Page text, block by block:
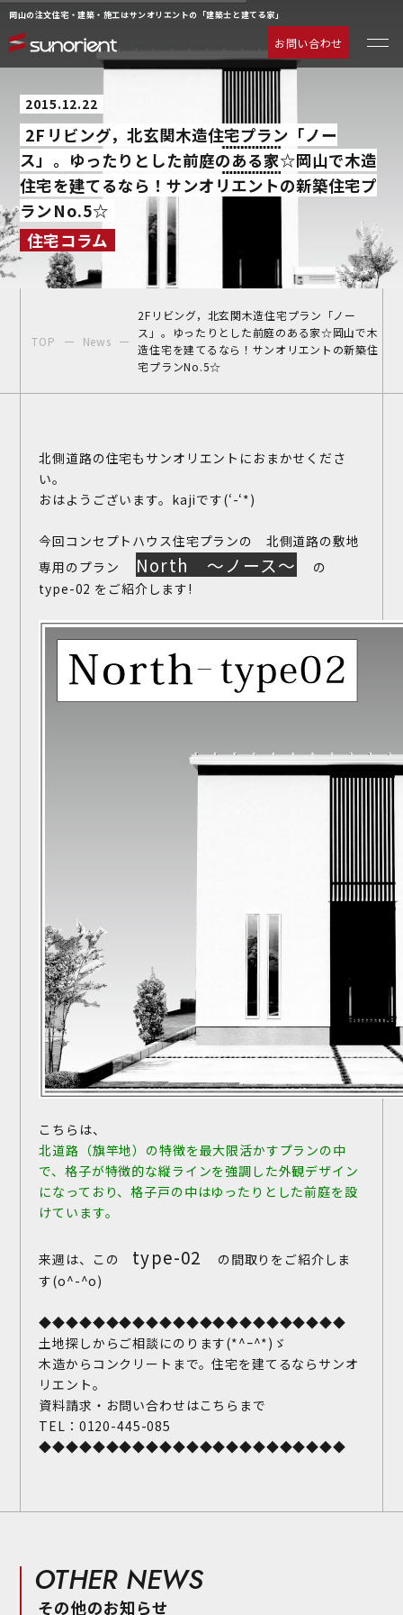
岡山の注文住宅・建築・施工はサンオリエントの「建築士と建てる家」
お問い合わせ
一級建築士の相談室
注文住宅について
ラインナップ
サービス
施工事例
物件情報
お客様の声
動画ギャラリー
よくあるご質問
企業情報
お問い合わせ
2015.12.22
2Fリビング，北玄関木造住宅プラン「ノー
ス」。ゆったりとした前庭のある家☆岡山で木造
住宅を建てるなら！サンオリエントの新築住宅プ
ランNo.5☆
住宅コラム
TOP News
2Fリビング，北玄関木造住宅プラン「ノー
ス」。ゆったりとした前庭のある家☆岡山で木
造住宅を建てるなら！サンオリエントの新築住
宅プランNo.5☆
北側道路の住宅もサンオリエントにおまかせくださ
い。
おはようございます。kajiです(‘-‘*)
今回コンセプトハウス住宅プランの 北側道路の敷地
専用のプラン North ～ノース～
の
type-02 をご紹介します!
こちらは、
北道路（旗竿地）の特徴を最大限活かすプランの中
で、格子が特徴的な縦ラインを強調した外観デザイン
になっており、格子戸の中はゆったりとした前庭を設
けています。
来週は、この type-02 の間取りをご紹介しま
す(o^-^o)
◆◆◆◆◆◆◆◆◆◆◆◆◆◆◆◆◆◆◆◆◆◆◆
土地探しからご相談にのります(*^ｰ^*)ゞ
木造からコンクリートまで。住宅を建てるならサンオ
リエント。
資料請求・お問い合わせはこちらまで
TEL：0120-445-085
◆◆◆◆◆◆◆◆◆◆◆◆◆◆◆◆◆◆◆◆◆◆◆
OTHER NEWS
その他のお知らせ